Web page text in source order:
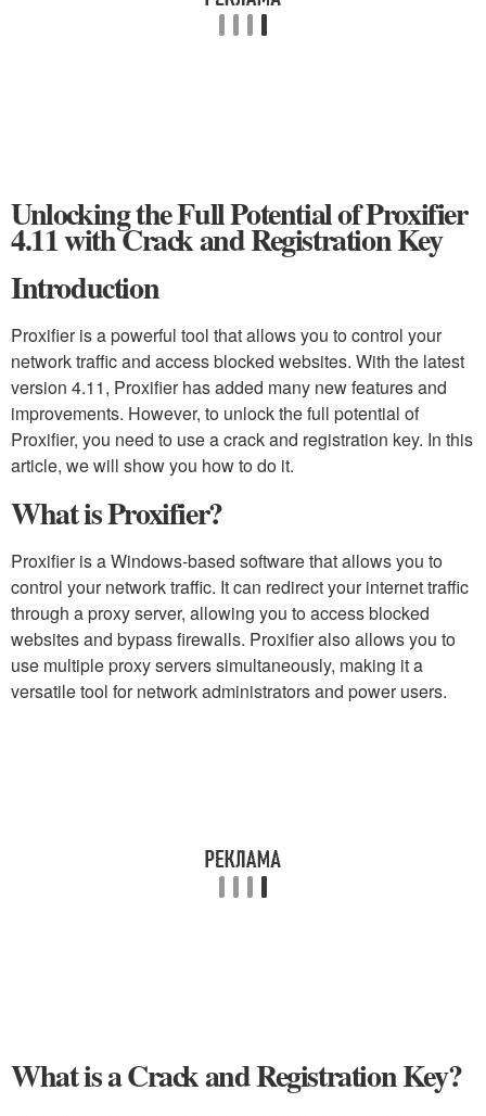
Unlocking the Full Potential of Proxifier
4.11 with Crack and Registration Key
Introduction
Proxifier is a powerful tool that allows you to control your
network traffic and access blocked websites. With the latest
version 4.11, Proxifier has added many new features and
improvements. However, to unlock the full potential of
Proxifier, you need to use a crack and registration key. In this
article, we will show you how to do it.
What is Proxifier?
Proxifier is a Windows-based software that allows you to
control your network traffic. It can redirect your internet traffic
through a proxy server, allowing you to access blocked
websites and bypass firewalls. Proxifier also allows you to
use multiple proxy servers simultaneously, making it a
versatile tool for network administrators and power users.
What is a Crack and Registration Key?